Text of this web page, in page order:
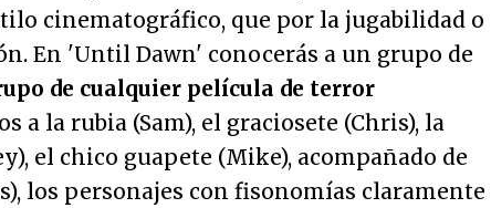
cinematográfico, que por la jugabilidad o
En 'Until Dawn' conocerás a un grupo de
de cualquier película de terror
a la rubia (Sam), el graciosete (Chris), la
el chico guapete (Mike), acompañado de
los personajes con fisonomías claramente